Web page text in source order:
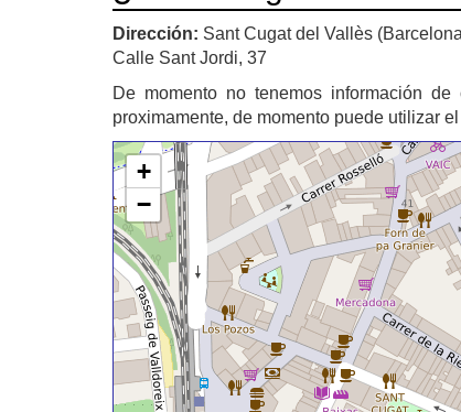
Dirección: Sant Cugat del Vallès
Calle Sant Jordi, 37
De momento no tenemos información
proximamente, de momento puede utilizar
+
−